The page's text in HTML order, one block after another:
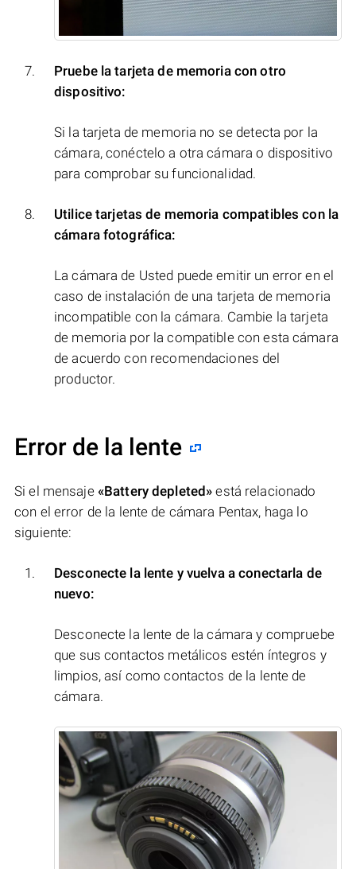
Pruebe la tarjeta de memoria con otro
dispositivo:
Si la tarjeta de memoria no se detecta por la
cámara, conéctelo a otra cámara o dispositivo
para comprobar su funcionalidad.
Utilice tarjetas de memoria compatibles con la
cámara fotográfica:
La cámara de Usted puede emitir un error en el
caso de instalación de una tarjeta de memoria
incompatible con la cámara. Cambie la tarjeta
de memoria por la compatible con esta cámara
de acuerdo con recomendaciones del
productor.
Error de la lente
Si el mensaje «Battery depleted» está relacionado
con el error de la lente de cámara Pentax, haga lo
siguiente:
Desconecte la lente y vuelva a conectarla de
nuevo:
Desconecte la lente de la cámara y compruebe
que sus contactos metálicos estén íntegros y
limpios, así como contactos de la lente de
cámara.